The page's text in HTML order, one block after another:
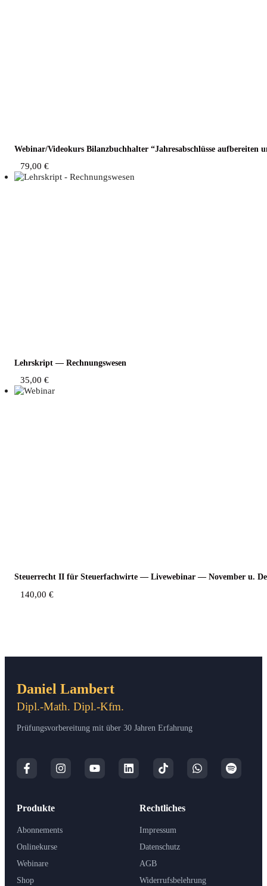
Webinar/Videokurs Bilanz­buch­hal­ter “Jah­res­ab­schlüs­se auf­be­rei­ten
79,00 €
Lehrskript — Rechnungswesen
35,00 €
Steu­er­recht II für Steu­er­fach­wir­te — Live­web­i­nar — Novem­ber u.
140,00 €
Daniel Lambert
Dipl.-Math. Dipl.-Kfm.
Prüfungsvorbereitung mit über 30 Jahren Erfahrung
Produkte
Abonnements
Onlinekurse
Webinare
Shop
Rechtliches
Impressum
Datenschutz
AGB
Widerrufsbelehrung